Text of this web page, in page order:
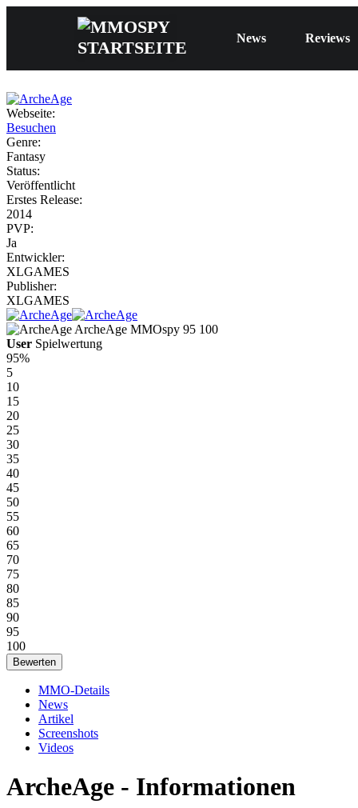
News Reviews
Webseite:
Besuchen
Genre:
Fantasy
Status:
Veröffentlicht
Erstes Release:
2014
PVP:
Ja
Entwickler:
XLGAMES
Publisher:
XLGAMES
ArcheAge MMOspy 95 100
User Spielwertung
95%
5
10
15
20
25
30
35
40
45
50
55
60
65
70
75
80
85
90
95
100
MMO-Details
News
Artikel
Screenshots
Videos
ArcheAge - Informationen